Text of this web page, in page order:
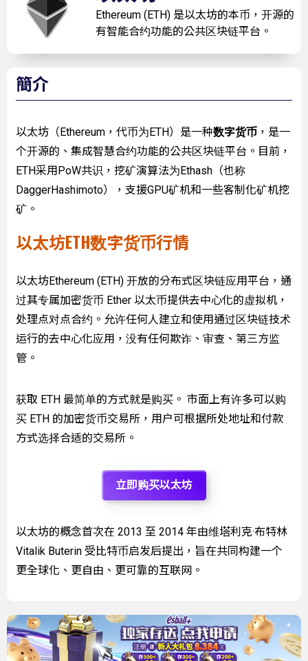
Ethereum (ETH) 是以太坊的本币，开源的
有智能合约功能的公共区块链平台。
簡介
以太坊（Ethereum，代币为ETH）是一种数字货币 ，是一
个开源的、集成智慧合约功能的公共区块链平台。目前，
ETH采用PoW共识，挖矿演算法为Ethash（也称
DaggerHashimoto），支援GPU矿机和一些客制化矿机挖
矿。
以太坊ETH数字货币行情
以太坊Ethereum (ETH) 开放的分布式区块链应用平台，通
过其专属加密货币 Ether 以太币提供去中心化的虚拟机，
处理点对点合约。允许任何人建立和使用通过区块链技术
运行的去中心化应用，没有任何欺诈、审查、第三方监
管。
获取 ETH 最简单的方式就是购买。 市面上有许多可以购
买 ETH 的加密货币交易所，用户可根据所处地址和付款
方式选择合适的交易所。
立即购买以太坊
以太坊的概念首次在 2013 至 2014 年由维塔利克·布特林
Vitalik Buterin 受比特币启发后提出，旨在共同构建一个
更全球化、更自由、更可靠的互联网。